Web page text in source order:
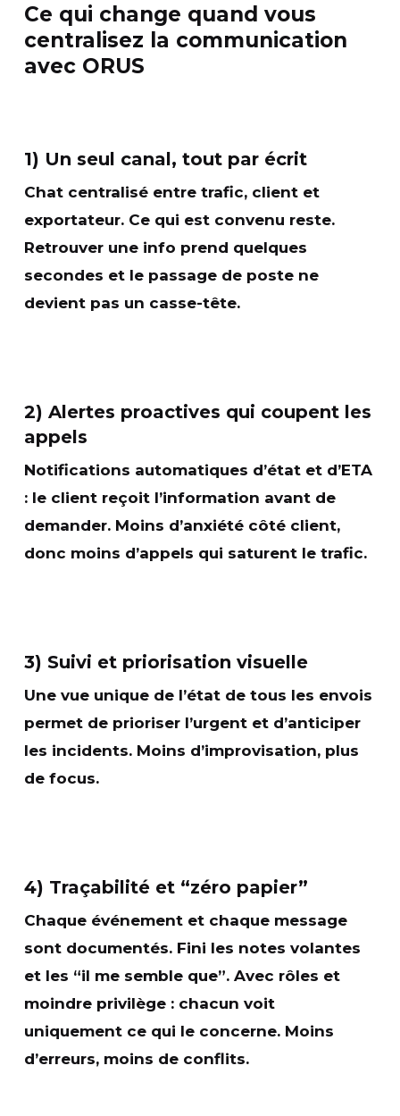
Ce qui change quand vous
centralisez la communication
avec ORUS
1) Un seul canal, tout par écrit
Chat centraliséentre trafic, client et
exportateur. Ce qui est convenu reste.
Retrouver une info prend quelques
secondes et le passage de postene
devient pas un casse-tête.
2) Alertes proactives qui coupent les
appels
Notifications automatiques d’état et d’ETA
: le client reçoit l’information avant de
demander. Moins d’anxiété côté client,
donc moins d’appels qui saturent le trafic.
3) Suivi et priorisation visuelle
Une vue uniquede l’état de tous les envois
permet de prioriser l’urgent et d’anticiper
les incidents. Moins d’improvisation, plus
de focus.
4) Traçabilité et “zéro papier”
Chaque événement et chaque message
sont documentés. Fini les notes volantes
et les “il me semble que”. Avec rôles et
moindre privilège: chacun voit
uniquement ce qui le concerne. Moins
d’erreurs, moins de conflits.